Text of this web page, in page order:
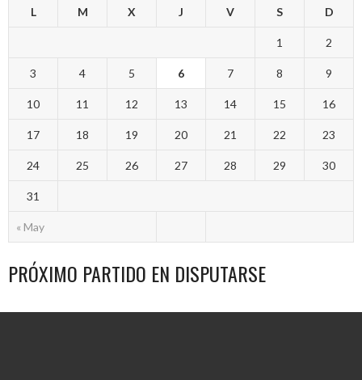
L M X J V S D
« May
1 2
3 4 5 6 7 8 9
10 11 12 13 14 15 16
17 18 19 20 21 22 23
24 25 26 27 28 29 30
31
PRÓXIMO PARTIDO EN DISPUTARSE